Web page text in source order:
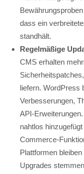
dass ein
standhält.
Regelmäßige
CMS erhalten
liefern. WordPress
Verbesserungen,
API-
nahtlos
Commerce-
Plattformen
Upgrades